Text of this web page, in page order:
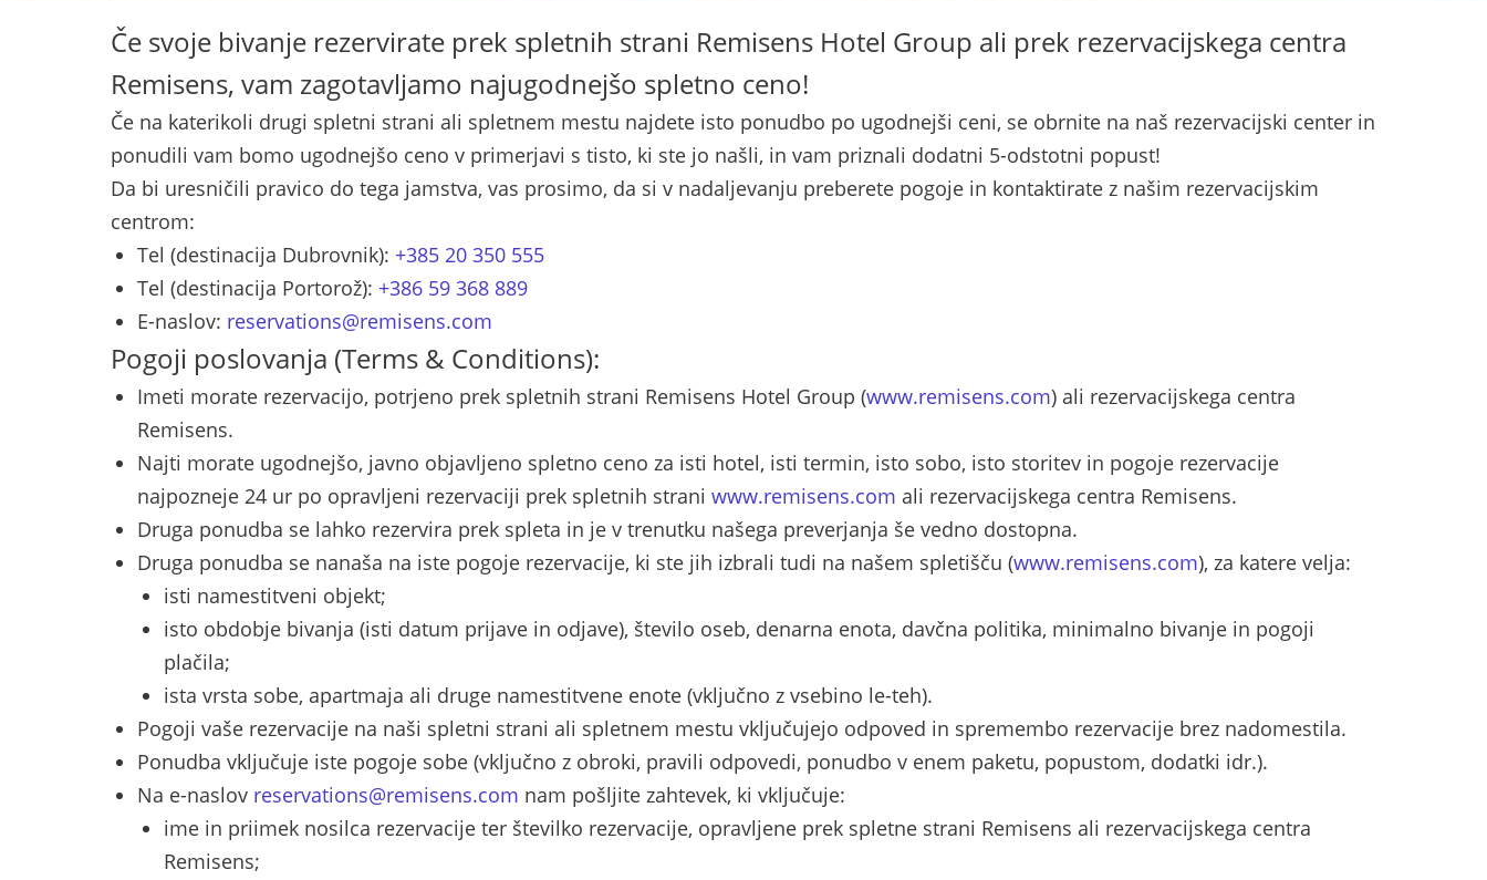
Če svoje bivanje rezervirate prek spletnih strani Remisens Hotel Group ali prek rezervacijskega centra
Remisens, vam zagotavljamo najugodnejšo spletno ceno!
Če na katerikoli drugi spletni strani ali spletnem mestu najdete isto ponudbo po ugodnejši ceni, se obrnite na naš rezervacijski center in
ponudili vam bomo ugodnejšo ceno v primerjavi s tisto, ki ste jo našli, in vam priznali dodatni 5-odstotni popust!
Da bi uresničili pravico do tega jamstva, vas prosimo, da si v nadaljevanju preberete pogoje in kontaktirate z našim rezervacijskim
centrom:
Tel (destinacija Dubrovnik): +385 20 350 555
Tel (destinacija Portorož): +386 59 368 889
E-naslov: reservations@remisens.com
Pogoji poslovanja (Terms & Conditions):
Imeti morate rezervacijo, potrjeno prek spletnih strani Remisens Hotel Group (www.remisens.com) ali rezervacijskega centra
Remisens.
Najti morate ugodnejšo, javno objavljeno spletno ceno za isti hotel, isti termin, isto sobo, isto storitev in pogoje rezervacije
najpozneje 24 ur po opravljeni rezervaciji prek spletnih strani www.remisens.com ali rezervacijskega centra Remisens.
Druga ponudba se lahko rezervira prek spleta in je v trenutku našega preverjanja še vedno dostopna.
Druga ponudba se nanaša na iste pogoje rezervacije, ki ste jih izbrali tudi na našem spletišču (www.remisens.com), za katere velja:
isti namestitveni objekt;
isto obdobje bivanja (isti datum prijave in odjave), število oseb, denarna enota, davčna politika, minimalno bivanje in pogoji
plačila;
ista vrsta sobe, apartmaja ali druge namestitvene enote (vključno z vsebino le-teh).
Pogoji vaše rezervacije na naši spletni strani ali spletnem mestu vključujejo odpoved in spremembo rezervacije brez nadomestila.
Ponudba vključuje iste pogoje sobe (vključno z obroki, pravili odpovedi, ponudbo v enem paketu, popustom, dodatki idr.).
Na e-naslov reservations@remisens.com nam pošljite zahtevek, ki vključuje:
ime in priimek nosilca rezervacije ter številko rezervacije, opravljene prek spletne strani Remisens ali rezervacijskega centra
Remisens;